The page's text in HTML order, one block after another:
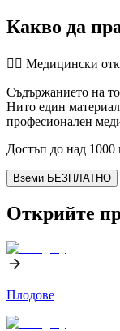
Какво да
👨‍⚕️️ Медицински
Съдържанието на
Нито един материал
професионален
Достъп до над
Вземи БЕЗПЛАТНО
Открийте
Плодове